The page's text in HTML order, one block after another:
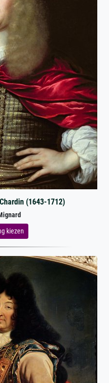
(1643-1712)
kiezen